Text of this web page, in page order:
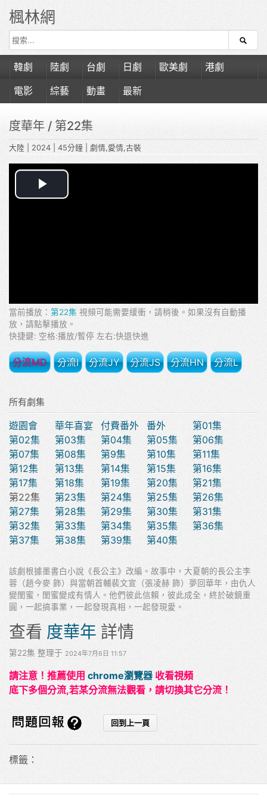
楓林網
韓劇 陸劇 台劇 日劇 歐美劇
港劇
電影
綜藝 動畫 最新
度華年 / 第22集
大陸 2024 45分鐘 劇情,愛情,古裝
Play
當前播放： 第22集 視頻可能需要緩衝，請稍後。如果沒有自動播
放，請點擊播放。
快捷鍵: 空格:播放/暫停 左右:快退快進
分流MD 分流I 分流JY 分流JS 分流HN 分流L
所有劇集
遊園會
華年喜宴 付費番外 番外
第01集
第02集
第03集 第04集 第05集
第06集
第07集
第08集 第9集 第10集
第11集
第12集
第13集 第14集 第15集
第16集
第17集
第18集 第19集 第20集
第21集
第22集
第23集 第24集 第25集
第26集
第27集
第28集 第29集 第30集
第31集
第32集
第33集 第34集 第35集
第36集
第37集
第38集 第39集 第40集
該劇根據墨書白小說《長公主》改編。故事中，大夏朝的長公主李
蓉（趙今麥 飾）與當朝首輔裴文宣（張凌赫 飾）夢回華年，由仇人
變閨蜜，閨蜜變成有情人。他們彼此信賴，彼此成全，終於破鏡重
圓，一起搞事業，一起發現真相，一起發現愛。
查看 度華年 詳情
第22集 整理于 2024年7月6日 11:57
請注意！推薦使用 chrome瀏覽器 收看視頻
底下多個分流,若某分流無法觀看，請切換其它分流！
標籤：